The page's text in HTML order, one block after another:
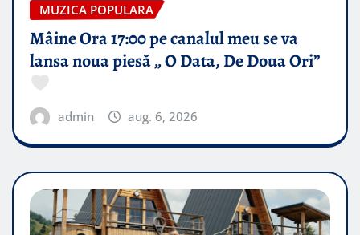
MUZICA POPULARA
Mâine Ora 17:00 pe canalul meu se va
lansa noua piesă „ O Data, De Doua Ori”
admin aug. 6, 2026